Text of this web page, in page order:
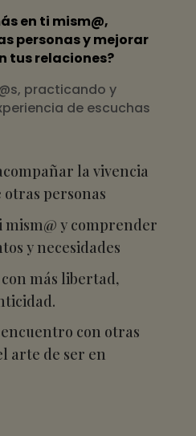
en ti mism@,
personas y mejorar
tus relaciones?
practicando y
de escuchas
la vivencia
personas
mism@ y comprender
y necesidades
más libertad,
con otras
arte de ser en